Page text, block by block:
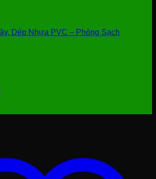
Dép Nhựa PVC – Phòng Sạch